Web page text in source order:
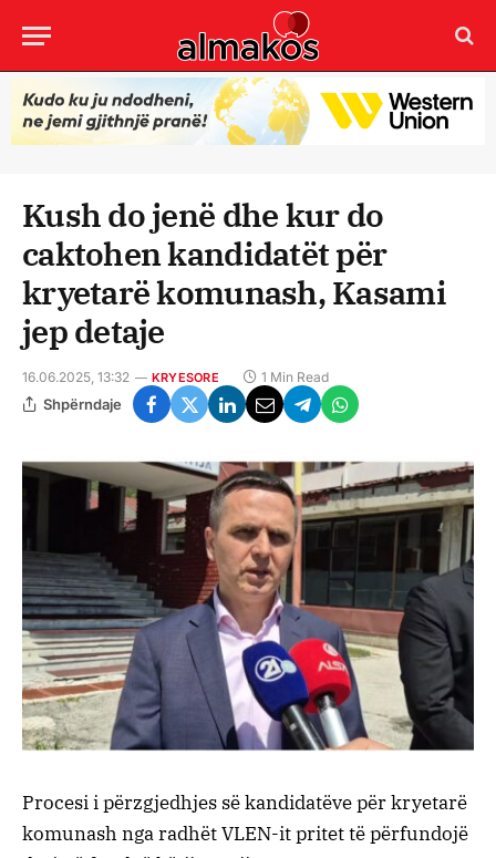
Kush do jenë dhe kur do
caktohen kandidatët për
kryetarë komunash, Kasami
jep detaje
16.06.2025, 13:32 KRYESORE 1 Min Read
Shpërndaje
Procesi i përzgjedhjes së kandidatëve për kryetarë
komunash nga radhët VLEN-it pritet të përfundojë